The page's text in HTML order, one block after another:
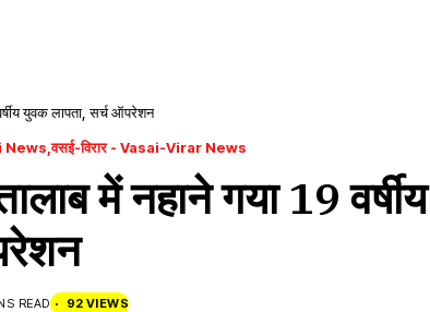
युवक लापता, सर्च ऑपरेशन
News वसई-विरार - Vasai-Virar News
में नहाने गया 19 वर्षीय
READ 92 VIEWS